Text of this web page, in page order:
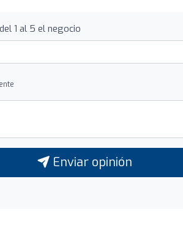
1 al 5 el negocio
Enviar opinión